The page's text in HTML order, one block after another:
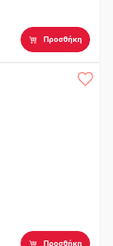
Προσθήκη
Προσθήκη